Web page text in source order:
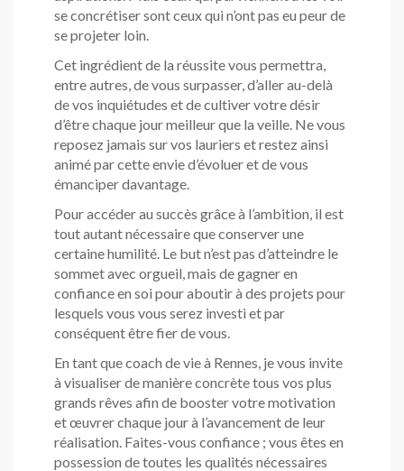
se concrétiser sont ceux qui n’ont pas eu peur de
se projeter loin.
Cet ingrédient de la réussite vous permettra,
entre autres, de vous surpasser, d’aller au-delà
de vos inquiétudes et de cultiver votre désir
d’être chaque jour meilleur que la veille. Ne vous
reposez jamais sur vos lauriers et restez ainsi
animé par cette envie d’évoluer et de vous
émanciper davantage.
Pour accéder au succès grâce à l’ambition, il est
tout autant nécessaire que conserver une
certaine humilité. Le but n’est pas d’atteindre le
sommet avec orgueil, mais de gagner en
confiance en soi pour aboutir à des projets pour
lesquels vous vous serez investi et par
conséquent être fier de vous.
En tant que coach de vie à Rennes, je vous invite
à visualiser de manière concrète tous vos plus
grands rêves afin de booster votre motivation
et œuvrer chaque jour à l’avancement de leur
réalisation. Faites-vous confiance ; vous êtes en
possession de toutes les qualités nécessaires